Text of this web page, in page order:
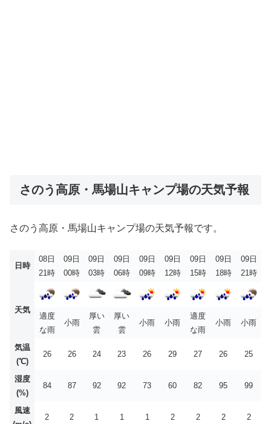
さのう高原・馬場山キャンプ場の天気予報
さのう高原・馬場山キャンプ場の天気予報です。
日時
08日
21時
09日
00時
09日
03時
09日
06時
09日
09時
09日
12時
09日
15時
09日
18時
09日
21時
天気
適度
な雨
小雨
厚い
雲
厚い
雲
小雨 小雨
適度
な雨
小雨 小雨
気温
(℃)
26 26 24 23 26 29 27 26 25
湿度
(%)
84 87 92 92 73 60 82 95 99
風速
2 2 1 1 1 2 2 2 2